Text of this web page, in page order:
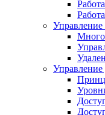
Управление
Управление